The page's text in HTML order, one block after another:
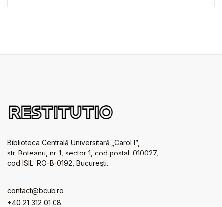
Biblioteca Centrală Universitară „Carol I”,
str. Boteanu, nr. 1, sector 1, cod postal: 010027,
cod ISIL: RO-B-0192, Bucureşti.
contact@bcub.ro
+40 21 312 01 08